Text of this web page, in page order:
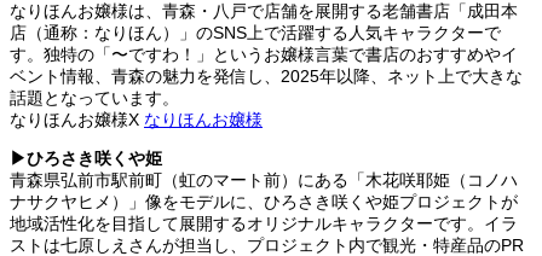
なりほんお嬢様は、青森・八戸で店舗を展開する老舗書店「成田本
店（通称：なりほん）」のSNS上で活躍する人気キャラクターで
す。独特の「〜ですわ！」というお嬢様言葉で書店のおすすめやイ
ベント情報、青森の魅力を発信し、2025年以降、ネット上で大きな
話題となっています。
なりほんお嬢様X なりほんお嬢様
▶ひろさき咲くや姫
青森県弘前市駅前町（虹のマート前）にある「木花咲耶姫（コノハ
ナサクヤヒメ）」像をモデルに、ひろさき咲くや姫プロジェクトが
地域活性化を目指して展開するオリジナルキャラクターです。イラ
ストは七原しえさんが担当し、プロジェクト内で観光・特産品のPR